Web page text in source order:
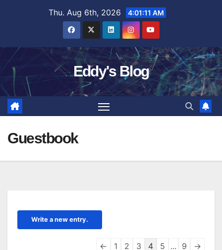
Thu. Aug 6th, 2026 4:01:12 AM
Eddy's Blog
Guestbook
Guestbook
← 1 2 3 4 5 ... 9
→